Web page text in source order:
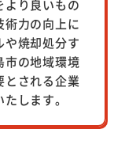
より良いもの
術力の向上に
や焼却処分す
市の地域環境
とされる企業
します。